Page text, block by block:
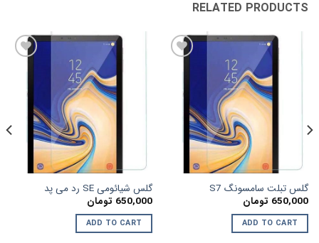
RELATED PRODUCTS
مندی
گلس تبلت سامسونگ S7
650,000 تومان
ADD TO CART
مندی
گلس شیائومی SE رد می پد
650,000 تومان
ADD TO CART